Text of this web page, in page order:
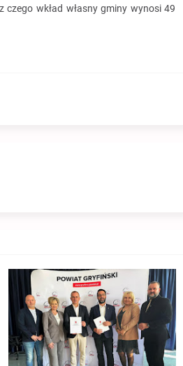
czego wkład własny gminy wynosi 49